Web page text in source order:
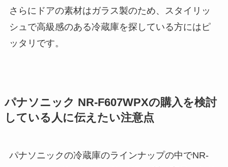
さらにドアの素材はガラス製のため、スタイリッ
シュで高級感のある冷蔵庫を探している方にはピ
ッタリです。
パナソニック NR-F607WPXの購入を検討
している人に伝えたい注意点
パナソニックの冷蔵庫のラインナップの中でNR-